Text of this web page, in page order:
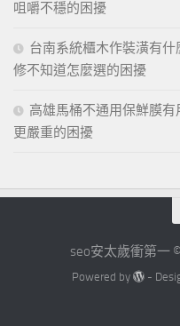
咀嚼不穩的困擾
台南系統櫃木作裝潢有
修不知道怎麼選的困擾
高雄馬桶不通用保鮮膜
更嚴重的困擾
seo安太歲衝第一
Powered by -